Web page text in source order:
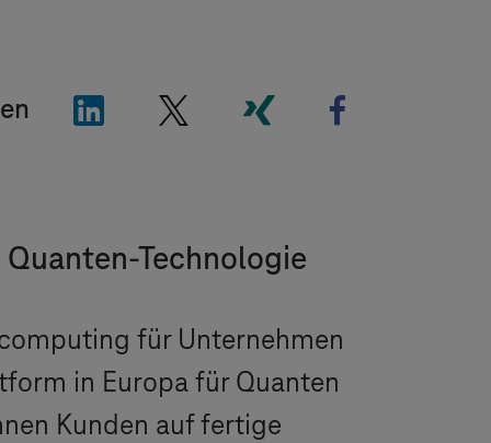
"LinkedIn" "Xing"
Technologie
für Unternehmen
in Europa für Quanten
Kunden auf fertige